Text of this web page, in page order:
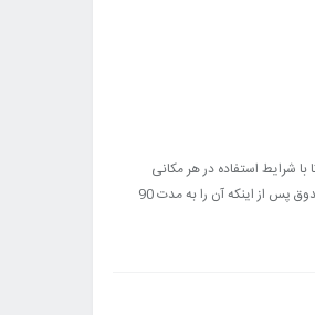
شرایط استفاده در هر مکانی
متناسب بوده و مشتریان بتوانند به راحتی جهت استفاده در منازل و محل کار از آنها بهره ببرند. این محصولات دارای استاندارد ملی ایران – صندوق نسوز 1671 هستند. طبق این استاندارد محتویات داخل صندوق پس از اینکه آن را به مدت 90